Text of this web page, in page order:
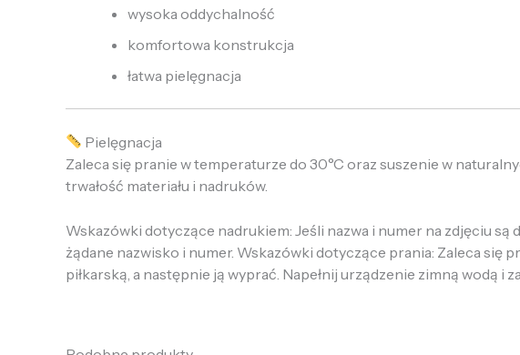
wysoka oddychalność
komfortowa konstrukcja
łatwa pielęgnacja
Pielęgnacja
Zaleca się pranie w temperaturze do 30°C oraz suszenie w
trwałość materiału i nadruków.
Wskazówki dotyczące nadrukiem: Jeśli nazwa i numer na zdjęciu
żądane nazwisko i numer. Wskazówki dotyczące prania: Zaleca się
piłkarską, a następnie ją wyprać. Napełnij urządzenie zimną wodą